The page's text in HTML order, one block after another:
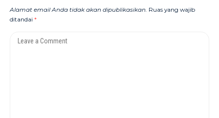
Alamat email Anda tidak akan dipublikasikan. Ruas yang wajib
ditandai *